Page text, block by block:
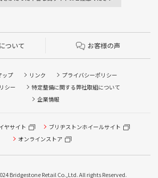
ついて お客様の声
ップ リンク
プライバシーポリシー
シー
特定整備に関する弊社取組について
企業情報
ヤサイト
ブリヂストンホイールサイト
オンラインストア
Bridgestone Retail Co.,Ltd. All rights Reserved.
全点検/タイヤ履き替え/オイル交換/その他
予約
履き替え順番待ち予約 ※クローク契約会員の